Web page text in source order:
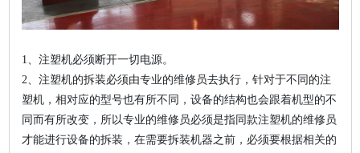
1、注塑机必须断开一切电源。
2、注塑机的拆装必须由专业的维修员去执行，针对于不同的注
塑机，相对应的型号也有所不同，设备的结构也会跟着机型的不
同而有所改变，所以专业的维修员必须是指同款注塑机的维修员
才能进行设备的拆装，在需要拆装机器之前，必须要根据相关的